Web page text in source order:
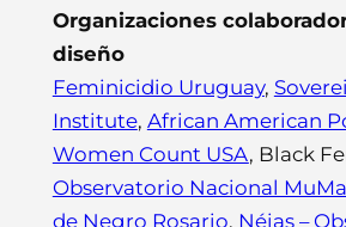
Organizaciones
diseño
Feminicidio Uruguay,
Institute, African American
Women Count USA, Black
Observatorio Nacional
de Negro Rosario, Néias –